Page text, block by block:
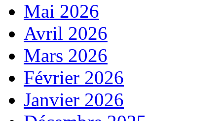
Mai 2026
Avril 2026
Mars 2026
Février 2026
Janvier 2026